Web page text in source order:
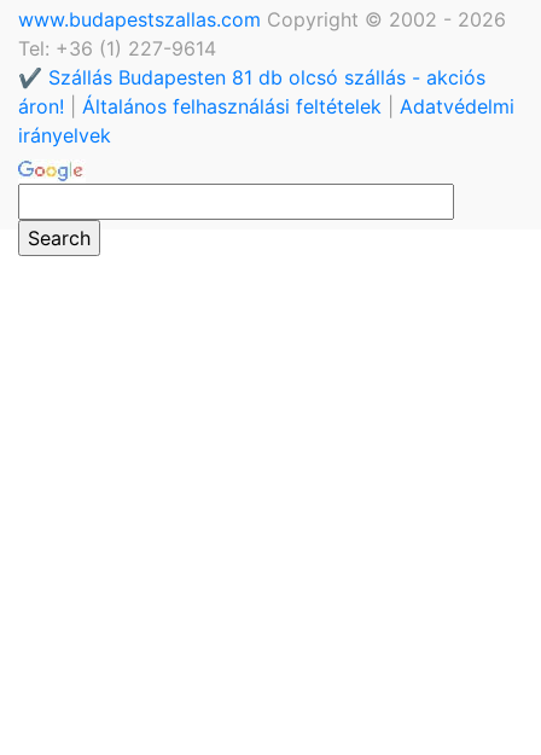
www.budapestszallas.com Copyright © 2002 - 2026
Tel: +36 (1) 227-9614
✔️ Szállás Budapesten 81 db olcsó szállás - akciós
áron!
Általános felhasználási feltételek
Adatvédelmi
irányelvek